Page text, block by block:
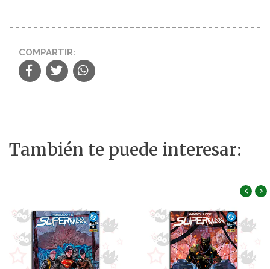
COMPARTIR:
También te puede interesar:
‹ ›